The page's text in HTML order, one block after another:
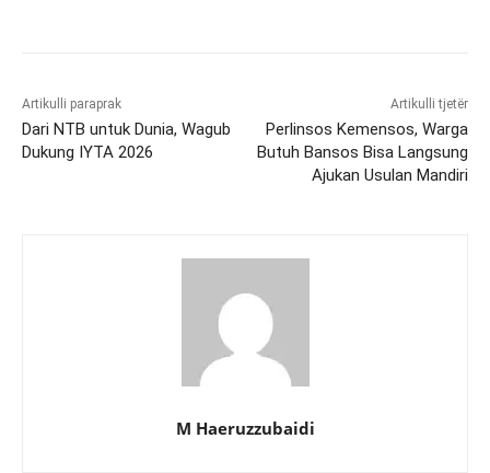
Artikulli paraprak
Dari NTB untuk Dunia, Wagub
Dukung IYTA 2026
Artikulli tjetër
Perlinsos Kemensos, Warga
Butuh Bansos Bisa Langsung
Ajukan Usulan Mandiri
M Haeruzzubaidi